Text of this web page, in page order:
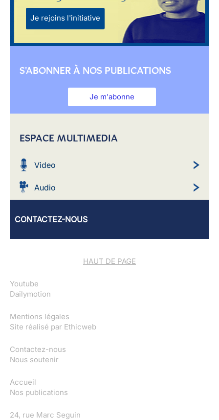
Je rejoins l'initiative
S'ABONNER À NOS PUBLICATIONS
Je m'abonne
ESPACE MULTIMEDIA
Video
Audio
CONTACTEZ-NOUS
HAUT DE PAGE
Youtube
Dailymotion
Mentions légales
Site réalisé par Ethicweb
Contactez-nous
Nous soutenir
Accueil
Nos publications
24, rue Marc Seguin